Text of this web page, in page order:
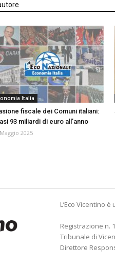
Italia
fiscale dei Comuni italiani:
93 miliardi di euro all’anno
2025
L’Eco Vicentino
Registrazione n.
Tribunale di
Direttore